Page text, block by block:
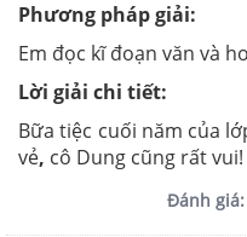
Phương pháp giải:
Em đọc kĩ đoạn văn và
Lời giải chi tiết:
Bữa tiệc cuối năm của
vẻ, cô Dung cũng rất vui!
Đánh giá: